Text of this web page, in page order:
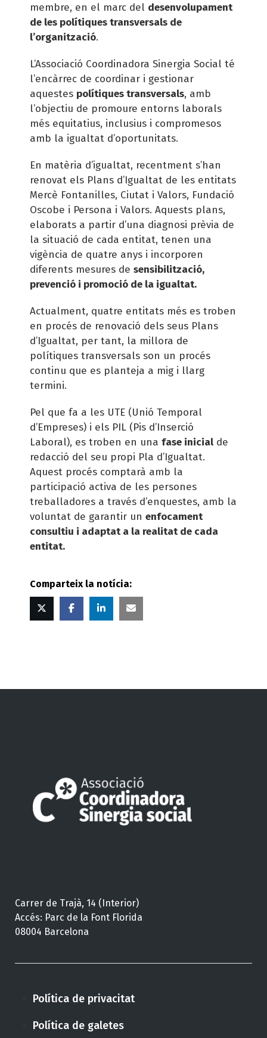
membre, en el marc del desenvolupament
de les polítiques transversals de
l’organització.
L’Associació Coordinadora Sinergia Social té
l’encàrrec de coordinar i gestionar
aquestes polítiques transversals, amb
l’objectiu de promoure entorns laborals
més equitatius, inclusius i compromesos
amb la igualtat d’oportunitats.
En matèria d’igualtat, recentment s’han
renovat els Plans d’Igualtat de les entitats
Mercè Fontanilles, Ciutat i Valors, Fundació
Oscobe i Persona i Valors. Aquests plans,
elaborats a partir d’una diagnosi prèvia de
la situació de cada entitat, tenen una
vigència de quatre anys i incorporen
diferents mesures de sensibilització,
prevenció i promoció de la igualtat.
Actualment, quatre entitats més es troben
en procés de renovació dels seus Plans
d’Igualtat, per tant, la millora de
polítiques transversals son un procés
continu que es planteja a mig i llarg
termini.
Pel que fa a les UTE (Unió Temporal
d’Empreses) i els PIL (Pis d’Inserció
Laboral), es troben en una fase inicial de
redacció del seu propi Pla d’Igualtat.
Aquest procés comptarà amb la
participació activa de les persones
treballadores a través d’enquestes, amb la
voluntat de garantir un enfocament
consultiu i adaptat a la realitat de cada
entitat.
Comparteix la notícia:
Twitter FacebookLinked
in
Carrer de Trajà, 14 (Interior)
Accés: Parc de la Font Florida
08004 Barcelona
Política de privacitat
Política de galetes